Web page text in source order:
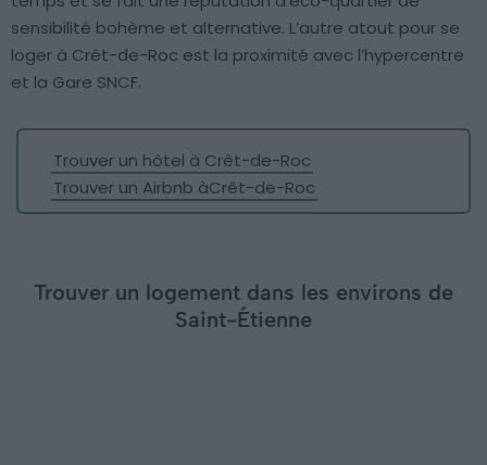
sensibilité bohème et alternative. L’autre atout pour se
loger à Crêt-de-Roc est la proximité avec l’hypercentre
et la Gare SNCF.
Trouver un hôtel à Crêt-de-Roc
Trouver un Airbnb àCrêt-de-Roc
Trouver un logement dans les environs de
Saint-Étienne